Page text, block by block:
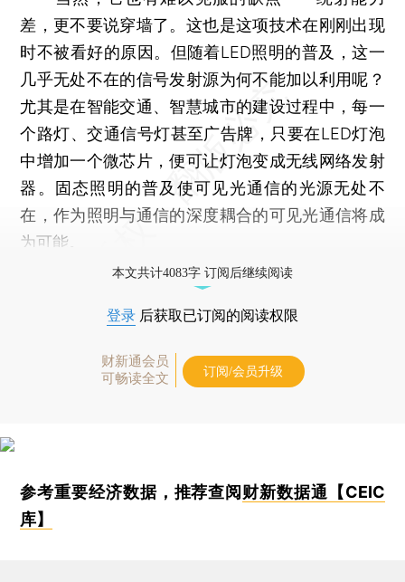
差，更不要说穿墙了。这也是这项技术在刚刚出现
时不被看好的原因。但随着LED照明的普及，这一
几乎无处不在的信号发射源为何不能加以利用呢？
尤其是在智能交通、智慧城市的建设过程中，每一
个路灯、交通信号灯甚至广告牌，只要在LED灯泡
中增加一个微芯片，便可让灯泡变成无线网络发射
器。固态照明的普及使可见光通信的光源无处不
在，作为照明与通信的深度耦合的可见光通信将成
为可能。
本文共计4083字 订阅后继续阅读
登录 后获取已订阅的阅读权限
财新通会员
可畅读全文
订阅/会员升级
参考重要经济数据，推荐查阅 财新数据通【CEIC
库】